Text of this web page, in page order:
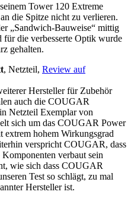
Tower 120 Extreme
die Spitze nicht zu verlieren.
„Sandwich-Bauweise“ mittig
die verbesserte Optik wurde
gehalten.
, Netzteil, Review auf
Hersteller für Zubehör
auch die COUGAR
Netzteil Exemplar von
sich um das COUGAR Power
extrem hohem Wirkungsgrad
verspricht COUGAR, dass
verbaut sein
wie sich dass COUGAR
Test so schlägt, zu mal
Hersteller ist.